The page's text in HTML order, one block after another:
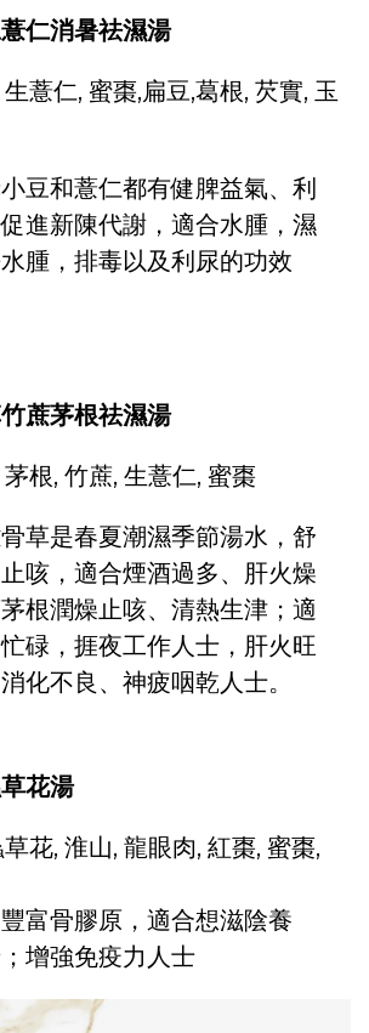
薏仁消暑祛濕湯
薏仁, 蜜棗,扁豆,葛根, 芡實, 玉
豆和薏仁都有健脾益氣、利
進新陳代謝，適合水腫，濕
腫，排毒以及利尿的功效
竹蔗茅根祛濕湯
根, 竹蔗, 生薏仁, 蜜棗
草是春夏潮濕季節湯水，舒
咳，適合煙酒過多、肝火燥
根潤燥止咳、清熱生津；適
碌，捱夜工作人士，肝火旺
化不良、神疲咽乾人士。
花湯
花, 淮山, 龍眼肉, 紅棗, 蜜棗,
富骨膠原，適合想滋陰養
增強免疫力人士